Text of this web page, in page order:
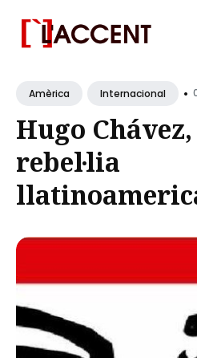
forAmèrica Internacional •
Hugo
rebel·lia